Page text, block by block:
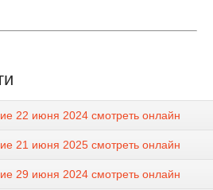
22 июня 2024 смотреть онлайн
21 июня 2025 смотреть онлайн
29 июня 2024 смотреть онлайн